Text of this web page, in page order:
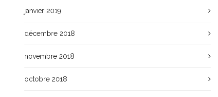
janvier 2019
décembre 2018
novembre 2018
octobre 2018